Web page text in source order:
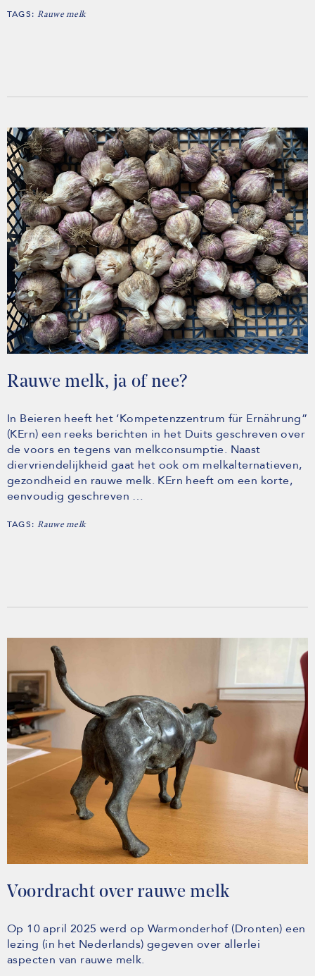
TAGS:Rauwe melk
Rauwe melk, ja of nee?
In Beieren heeft het ‘Kompetenzzentrum für Ernährung”
(KErn) een reeks berichten in het Duits geschreven over
de voors en tegens van melkconsumptie. Naast
diervriendelijkheid gaat het ook om melkalternatieven,
gezondheid en rauwe melk. KErn heeft om een korte,
eenvoudig geschreven …
TAGS:Rauwe melk
Voordracht over rauwe melk
Op 10 april 2025 werd op Warmonderhof (Dronten) een
lezing (in het Nederlands) gegeven over allerlei
aspecten van rauwe melk.